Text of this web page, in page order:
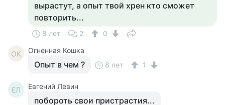
вырастут, а опыт твой хрен кто сможет
повторить...
8 лет 2 0
ОК Огненная Кошка
Опыт в чем ? 8 лет 1
ЕЛ Евгений Левин
побороть свои пристрастия...